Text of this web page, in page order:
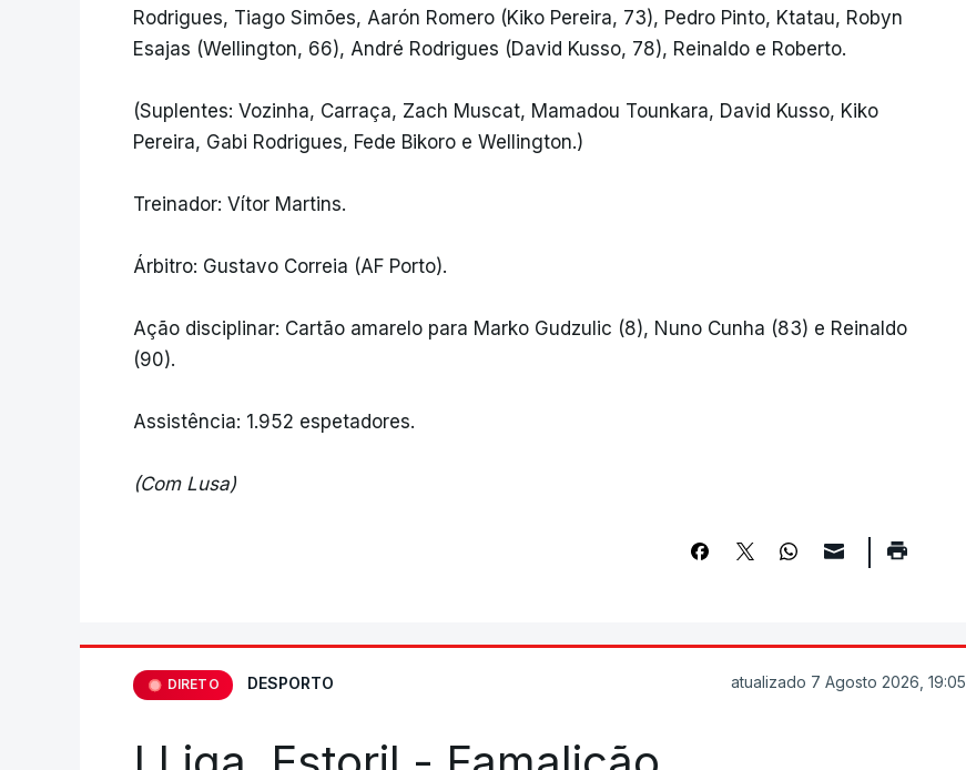
Rodrigues, Tiago Simões, Aarón Romero (Kiko Pereira, 73), Pedro Pinto, Ktatau, Robyn
Esajas (Wellington, 66), André Rodrigues (David Kusso, 78), Reinaldo e Roberto.
(Suplentes: Vozinha, Carraça, Zach Muscat, Mamadou Tounkara, David Kusso, Kiko
Pereira, Gabi Rodrigues, Fede Bikoro e Wellington.)
Treinador: Vítor Martins.
Árbitro: Gustavo Correia (AF Porto).
Ação disciplinar: Cartão amarelo para Marko Gudzulic (8), Nuno Cunha (83) e Reinaldo
(90).
Assistência: 1.952 espetadores.
(Com Lusa)
DIRETO DESPORTO atualizado 7 Agosto 2026, 19:05